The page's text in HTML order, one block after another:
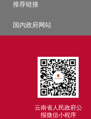
推荐链接
国内政府网站
云南省人民政府公
报微信小程序